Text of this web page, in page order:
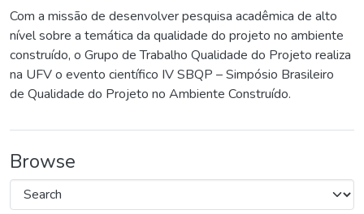
Com a missão de desenvolver pesquisa acadêmica de alto
nível sobre a temática da qualidade do projeto no ambiente
construído, o Grupo de Trabalho Qualidade do Projeto realiza
na UFV o evento científico IV SBQP – Simpósio Brasileiro
de Qualidade do Projeto no Ambiente Construído.
Browse